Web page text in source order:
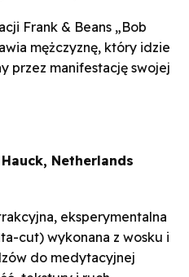
Frank & Beans „Bob
mężczyznę, który idzie
przez manifestację swojej
Netherlands
eksperymentalna
cut) wykonana z wosku i
do medytacyjnej